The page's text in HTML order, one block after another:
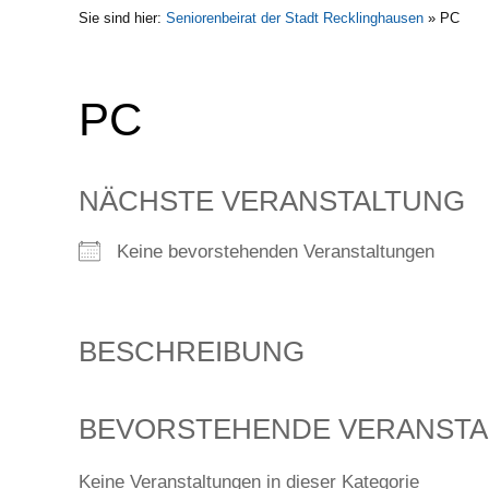
Sie sind hier: Seniorenbeirat der Stadt Recklinghausen » PC
PC
NÄCHSTE VERANSTALTUNG
Keine bevorstehenden Veranstaltungen
BESCHREIBUNG
BEVORSTEHENDE
Keine Veranstaltungen in dieser Kategorie